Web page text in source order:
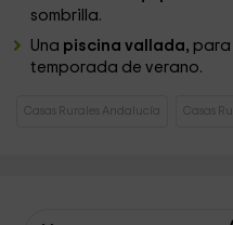
sombrilla.
Una piscina vallada, para
temporada de verano.
Casas Rurales Andalucía Casas